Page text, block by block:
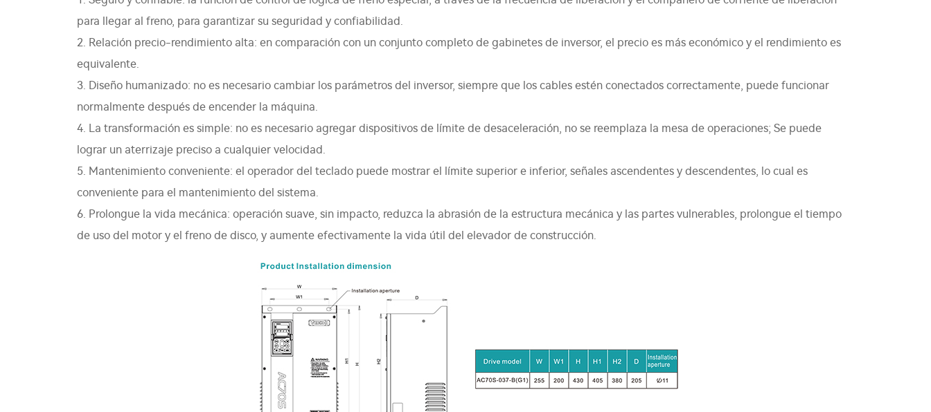
para llegar al freno, para garantizar su seguridad y confiabilidad.
2. Relación precio-rendimiento alta: en comparación con un conjunto completo de gabinetes de inversor, el precio es más económico y el rendimiento es
equivalente.
3. Diseño humanizado: no es necesario cambiar los parámetros del inversor, siempre que los cables estén conectados correctamente, puede funcionar
normalmente después de encender la máquina.
4. La transformación es simple: no es necesario agregar dispositivos de límite de desaceleración, no se reemplaza la mesa de operaciones; Se puede
lograr un aterrizaje preciso a cualquier velocidad.
5. Mantenimiento conveniente: el operador del teclado puede mostrar el límite superior e inferior, señales ascendentes y descendentes, lo cual es
conveniente para el mantenimiento del sistema.
6. Prolongue la vida mecánica: operación suave, sin impacto, reduzca la abrasión de la estructura mecánica y las partes vulnerables, prolongue el tiempo
de uso del motor y el freno de disco, y aumente efectivamente la vida útil del elevador de construcción.